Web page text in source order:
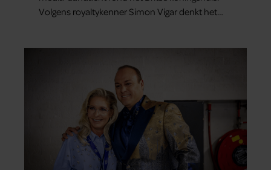
Volgens royaltykenner Simon Vigar denkt het